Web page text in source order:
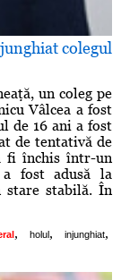
colegul
un coleg pe
Vâlcea a fost
de 16 ani a fost
de tentativă de
fi închis într-un
fost adusă la
stabilă. În
, holul , injunghiat,